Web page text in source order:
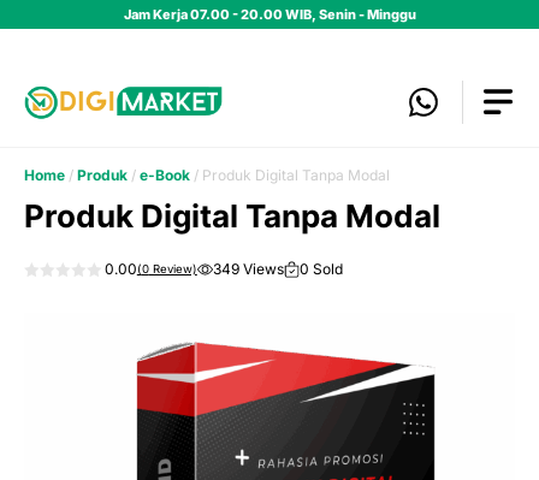
Jam Kerja 07.00 - 20.00 WIB, Senin - Minggu
Home / Produk / e-Book / Produk Digital Tanpa Modal
Produk Digital Tanpa Modal
0.00(0Review) 349 Views 0 Sold